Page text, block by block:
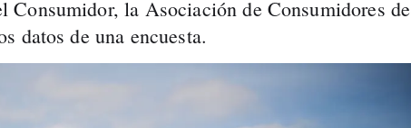
Consumidor, la Asociación de Consumidores de
datos de una encuesta.